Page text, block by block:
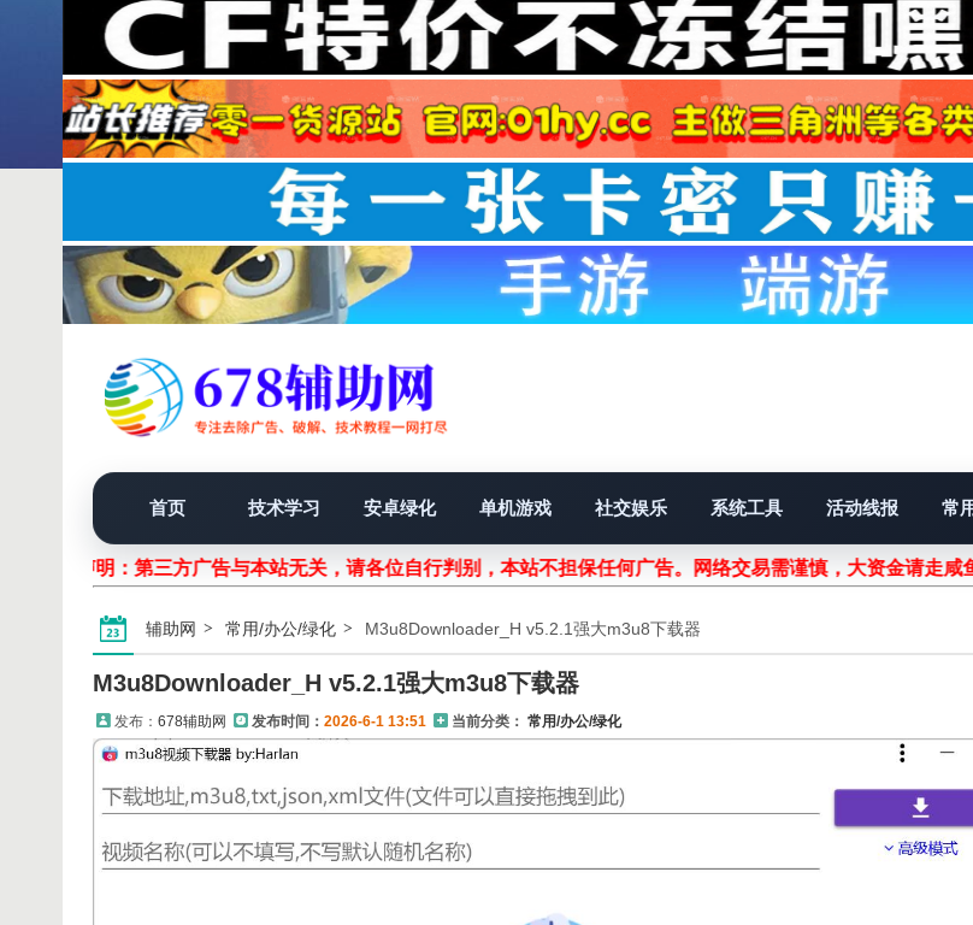
首页 技术学习 安卓绿化 单机游戏 社交娱乐 系统工具 活动线报 常
声明：第三方广告与本站无关，请各位自行判别，本站不担保任何广告。网络交易需谨慎，大资金请走
辅助网 常用/办公/绿化 M3u8Downloader_H v5.2.1强大m3u8下载器
M3u8Downloader_H v5.2.1强大m3u8下载器
发布： 678辅助网 发布时间： 2026-6-1 13:51 当前分类： 常用/办公/绿化